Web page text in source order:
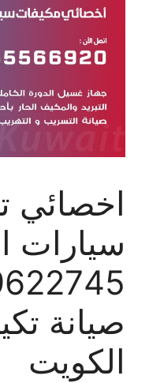
اخصائي
سيارات
صيانة
الكويت